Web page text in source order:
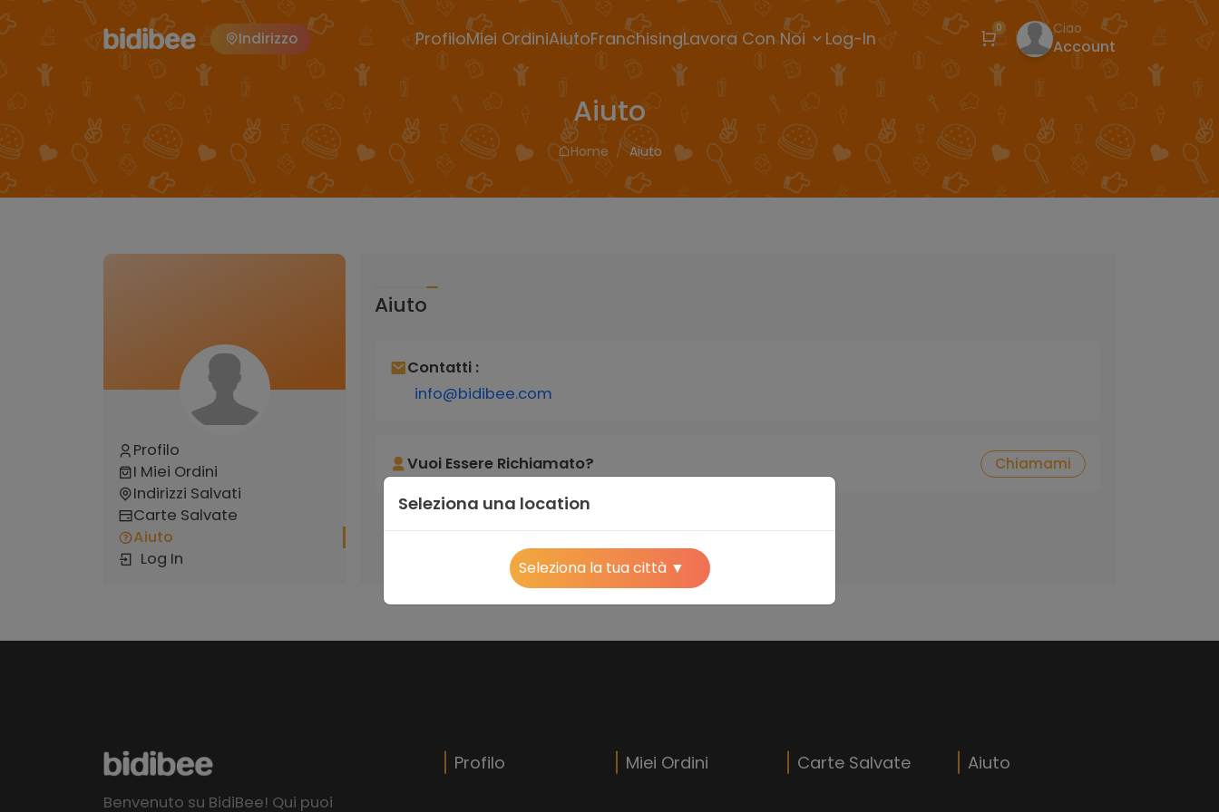
Indirizzo
0 Ciao
Account
ProfiloMiei OrdiniAiutoFranchisingLavora Con Noi Log-In
Aiuto
Home Aiuto
Profilo
I Miei Ordini
Indirizzi Salvati
Carte Salvate
Aiuto
Log In
Aiuto
Contatti :
info@bidibee.com
Vuoi Essere Richiamato? Chiamami
Benvenuto su BidiBee! Qui puoi
Profilo Miei Ordini Carte Salvate Aiuto
Seleziona una location